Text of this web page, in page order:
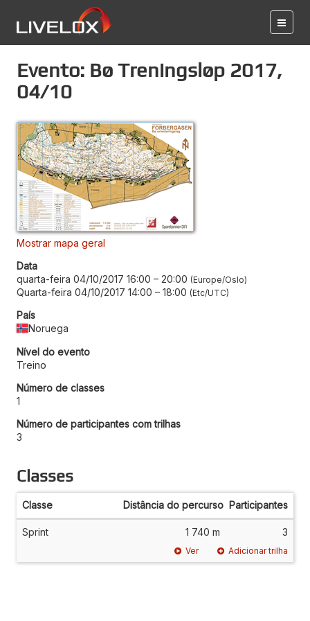
Evento: Bø Treningsløp 2017,
04/10
Mostrar mapa geral
Data
quarta-feira 04/10/2017 16:00 – 20:00 Europe/Oslo
Quarta-feira 04/10/2017 14:00 – 18:00 Etc/UTC
País
Noruega
Nível do evento
Treino
Número de classes
1
Número de participantes com trilhas
3
Classes
Classe Distância do percurso Participantes
Sprint 1 740 m 3
Ver Adicionar trilha